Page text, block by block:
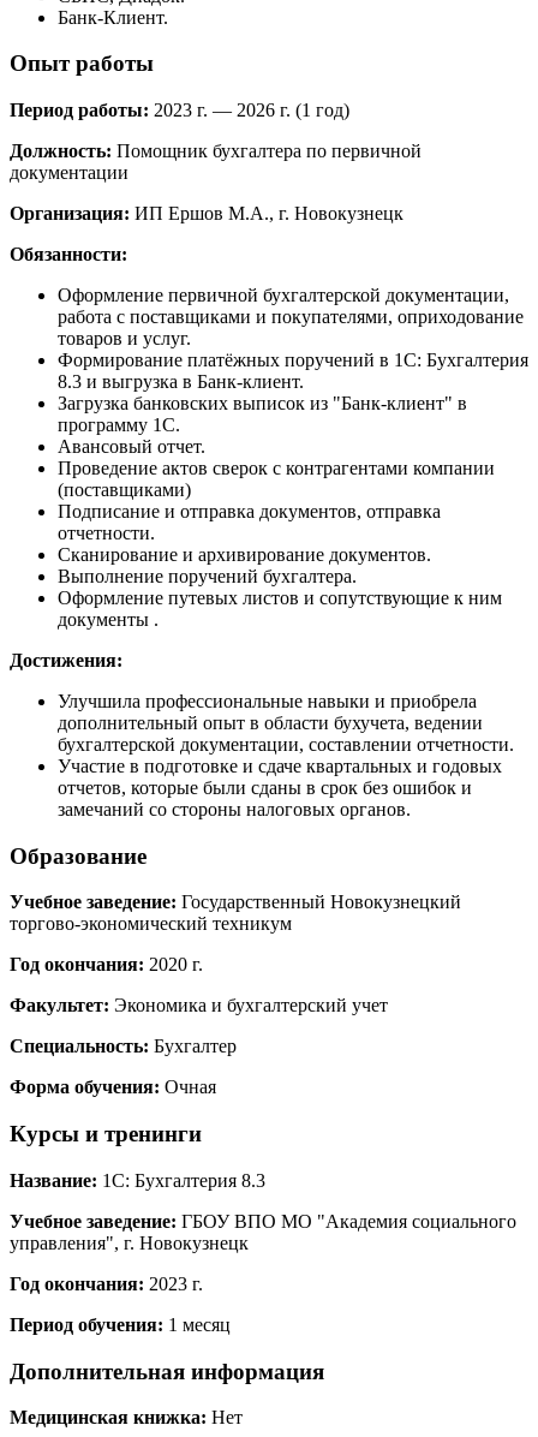
Банк-Клиент.
Опыт работы
Период работы: 2023 г. — 2026 г. (1 год)
Должность: Помощник бухгалтера по первичной
документации
Организация: ИП Ершов М.А., г. Новокузнецк
Обязанности:
Оформление первичной бухгалтерской документации,
работа с поставщиками и покупателями, оприходование
товаров и услуг.
Формирование платёжных поручений в 1С: Бухгалтерия
8.3 и выгрузка в Банк-клиент.
Загрузка банковских выписок из "Банк-клиент" в
программу 1С.
Авансовый отчет.
Проведение актов сверок с контрагентами компании
(поставщиками)
Подписание и отправка документов, отправка
отчетности.
Сканирование и архивирование документов.
Выполнение поручений бухгалтера.
Оформление путевых листов и сопутствующие к ним
документы .
Достижения:
Улучшила профессиональные навыки и приобрела
дополнительный опыт в области бухучета, ведении
бухгалтерской документации, составлении отчетности.
Участие в подготовке и сдаче квартальных и годовых
отчетов, которые были сданы в срок без ошибок и
замечаний со стороны налоговых органов.
Образование
Учебное заведение: Государственный Новокузнецкий
торгово-экономический техникум
Год окончания: 2020 г.
Факультет: Экономика и бухгалтерский учет
Специальность: Бухгалтер
Форма обучения: Очная
Курсы и тренинги
Название: 1С: Бухгалтерия 8.3
Учебное заведение: ГБОУ ВПО МО "Академия социального
управления", г. Новокузнецк
Год окончания: 2023 г.
Период обучения: 1 месяц
Дополнительная информация
Медицинская книжка: Нет